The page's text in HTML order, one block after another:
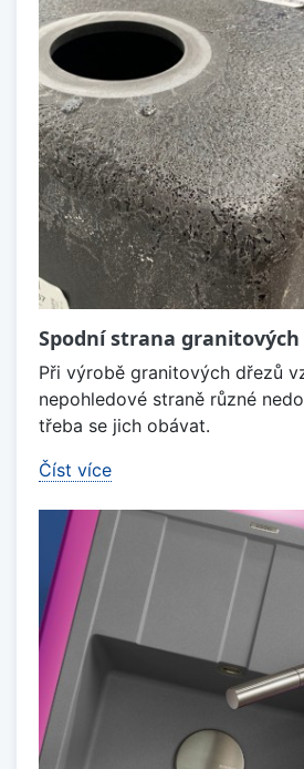
Spodní strana granitových
Při výrobě granitových dřezů
nepohledové straně různé
třeba se jich obávat.
Číst více